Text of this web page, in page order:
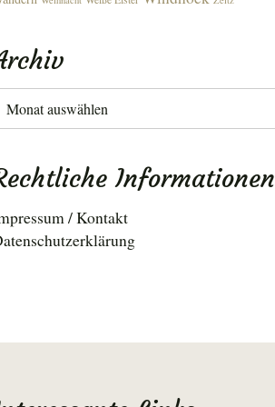
Archiv
Informationen
/ Kontakt